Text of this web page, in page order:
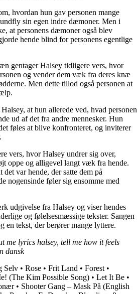
hvordan hun gav personen mange
sin egen indre dæmoner. Men i
at personens dæmoner også blev
hende blind for personens egentlige
gentager Halsey tidligere vers, hvor
og vender dem væk fra deres knæ
Men dette tillod også personen at
at hun allerede ved, hvad personen
ud af det fra andre mennesker. Hun
føles at blive konfronteret, og inviterer
vers, hvor Halsey undrer sig over,
oppe og alligevel langt væk fra hende.
var hende, der satte dem på
nogensinde føler sig ensomme med
udgivelse fra Halsey og viser hendes
og følelsesmæssige tekster. Sangen
en tekst, der berører mange lyttere.
me lyrics halsey, tell me how it feels
dansk
Selv • Rose • Frit Land • Forest •
(The Kim Possible Song) • Let It Be •
• Shooter Gang – Mask På (English